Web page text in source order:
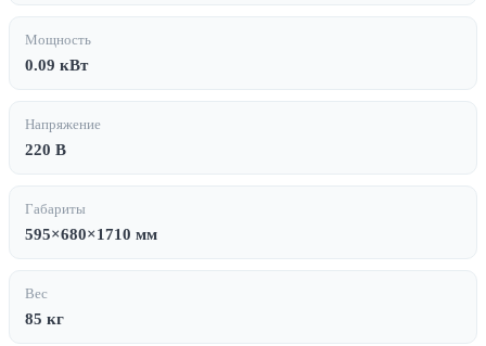
Мощность
0.09 кВт
Напряжение
220 В
Габариты
595×680×1710 мм
Вес
85 кг